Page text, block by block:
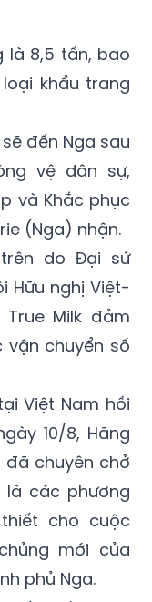
8,5 tấn, bao
đến Nga sau
vệ dân sự,
và Khắc phục
(Nga) nhận.
do Đại sứ
Hữu nghị Việt-
Milk đảm
chuyển số
Việt Nam hồi
10/8, Hãng
đã chuyên chở
các phương
cho cuộc
mới của
phủ Nga.
sứ quán Nga,
về Nga còn